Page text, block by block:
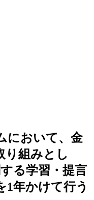
において、金
り組みとし
る学習・提言
1年かけて行う